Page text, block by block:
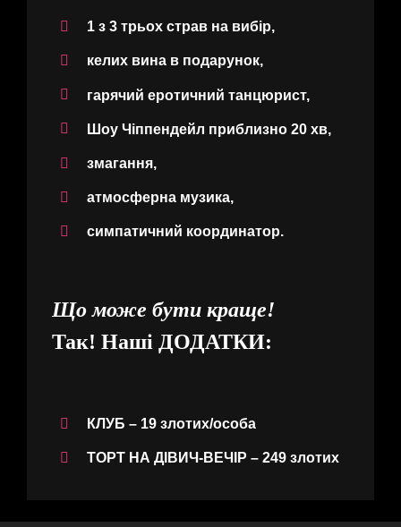
1 з 3 трьох страв на вибір,
келих вина в подарунок,
гарячий еротичний танцюрист,
Шоу Чіппендейл приблизно 20 хв,
змагання,
атмосферна музика,
симпатичний координатор.
Що може бути краще!
Так! Наші ДОДАТКИ:
КЛУБ – 19 злотих/особа
ТОРТ НА ДІВИЧ-ВЕЧІР – 249 злотих